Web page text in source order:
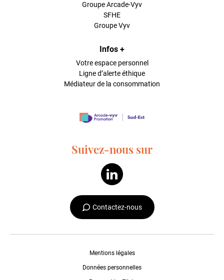
Groupe Arcade-Vyv
SFHE
Groupe Vyv
Infos +
Votre espace personnel
Ligne d’alerte éthique
Médiateur de la consommation
Suivez-nous sur
Contactez-nous
Mentions légales
Données personnelles